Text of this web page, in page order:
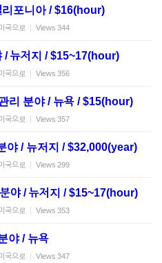
리포니아 / $16(hour)
국으로 Views 344
/ 뉴저지 / $15~17(hour)
국으로 Views 356
리 분야 / 뉴욕 / $15(hour)
국으로 Views 357
야 / 뉴저지 / $32,000(year)
국으로 Views 299
야 / 뉴저지 / $15~17(hour)
국으로 Views 353
야 / 뉴욕
국으로 Views 347